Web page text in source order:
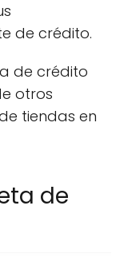
de crédito.
de crédito
otros
tiendas en
de